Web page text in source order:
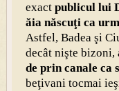
exactpublicul lui
ăia născuţi ca
Astfel, Badea şi
decât nişte bizoni,
de prin canale ca
beţivani tocmai